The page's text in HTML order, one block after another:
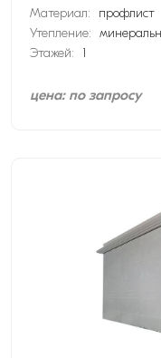
Материал:
профлист
Утепление:
Этажей:
1
цена: по запросу